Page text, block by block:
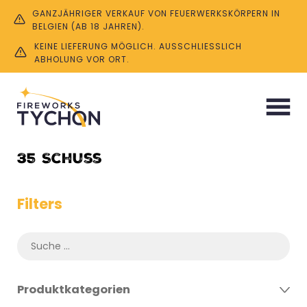
GANZJÄHRIGER VERKAUF VON FEUERWERKSKÖRPERN IN
BELGIEN (AB 18 JAHREN).
KEINE LIEFERUNG MÖGLICH. AUSSCHLIESSLICH A
BHOLUNG VOR ORT.
Start/ Product Anzahl Schüsse / 35 Schuss
35 Schuss
Filters
Produktkategorien